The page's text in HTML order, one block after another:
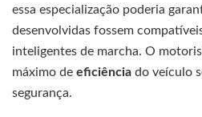
essa especialização poderia
desenvolvidas fossem
inteligentes de marcha. O
máximo de eficiência do veículo
segurança.